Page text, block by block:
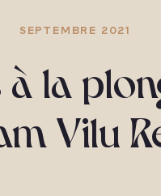
SEPTEMBRE 2021
la
Vilu